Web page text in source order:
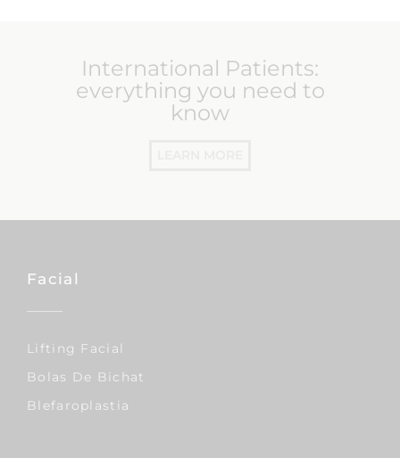
International Patients:
everything you need to
know
Facial
Lifting Facial
Bolas De Bichat
Blefaroplastia